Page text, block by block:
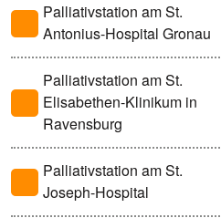
Palliativstation am St.
Antonius-Hospital Gronau
Palliativstation am St.
Elisabethen-Klinikum in
Ravensburg
Palliativstation am St.
Joseph-Hospital